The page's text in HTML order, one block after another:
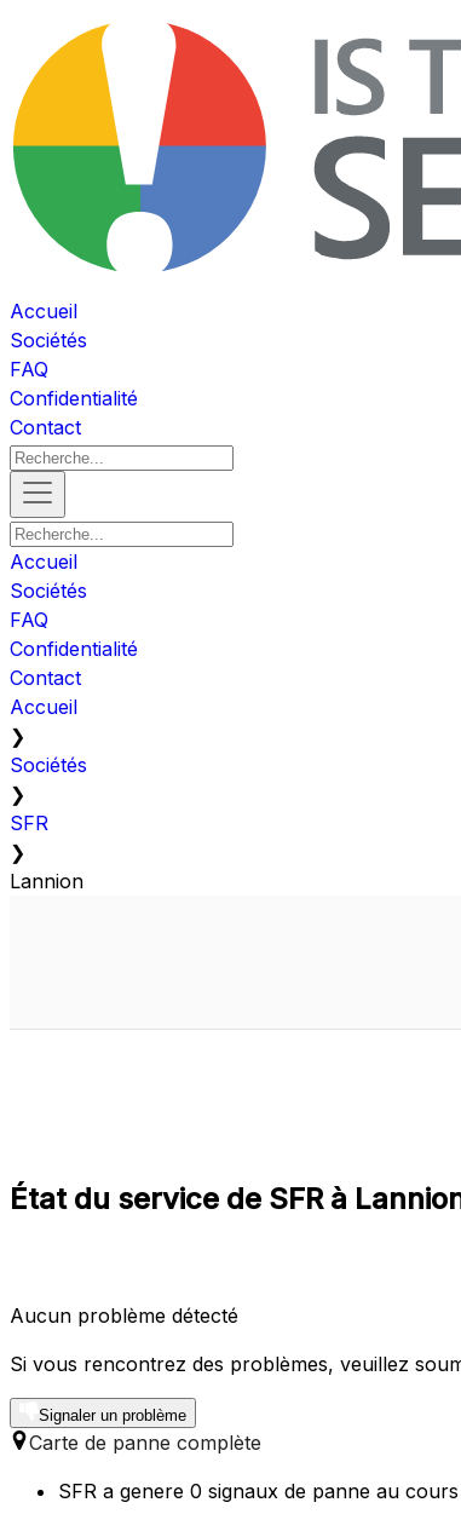
Accueil
Sociétés
FAQ
Confidentialité
Contact
Accueil
Sociétés
FAQ
Confidentialité
Contact
Accueil
❯
Sociétés
❯
SFR
❯
Lannion
État du service de SFR à
Aucun problème détecté
Si vous rencontrez des problèmes, veuillez
Signaler un problème
Carte de panne complète
SFR a genere 0 signaux de panne au